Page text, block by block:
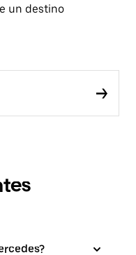
un destino